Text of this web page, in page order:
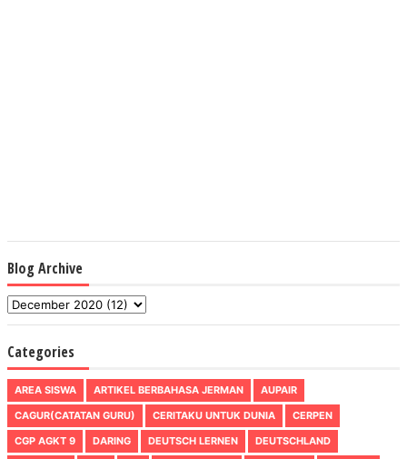
Blog Archive
Categories
AREA SISWA ARTIKEL BERBAHASA JERMAN
AUPAIR
CAGUR(CATATAN GURU)
CERITAKU UNTUK DUNIA
CERPEN
CGP AGKT 9
DARING DEUTSCH LERNEN
DEUTSCHLAND